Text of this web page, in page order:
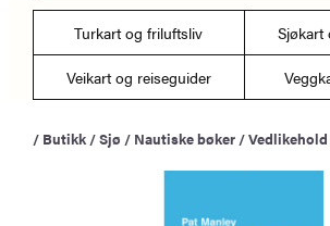
d
t
r
Turkart og friluftsliv Sjøkart
Veikart og reiseguider
/ Butikk /Sjø / Nautiske bøker /